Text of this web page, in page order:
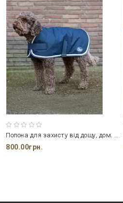
Попона для захисту від дощу, дом. твар.
800.00грн.